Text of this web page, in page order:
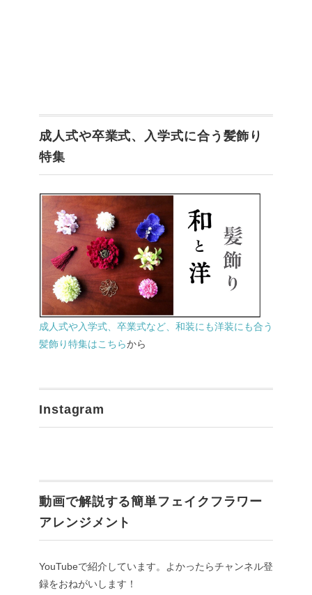
成人式や卒業式、入学式に合う髪飾り
特集
成人式や入学式、卒業式など、和装にも洋装にも合う
髪飾り特集はこちらから
Instagram
動画で解説する簡単フェイクフラワー
アレンジメント
YouTubeで紹介しています。よかったらチャンネル登
録をおねがいします！